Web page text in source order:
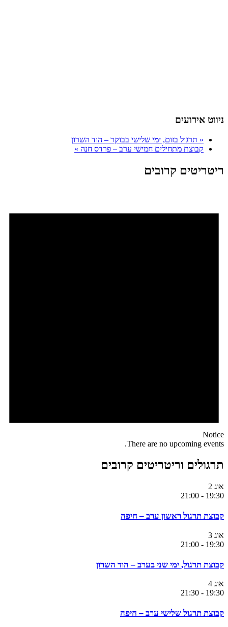
ניווט אירועים
« תרגול בזום, ימי שלישי בבוקר – הוד השרון
קבוצת מתחילים חמישי ערב – פרדס חנה »
ריטריטים קרובים
Notice
There are no upcoming events.
תרגולים וריטריטים קרובים
אוג 2
19:30
-
21:00
קבוצת תרגול ראשון ערב – חיפה
אוג 3
19:30
-
21:00
קבוצת תרגול, ימי שני בערב – הוד השרון
אוג 4
19:30
-
21:30
קבוצת תרגול שלישי ערב – חיפה